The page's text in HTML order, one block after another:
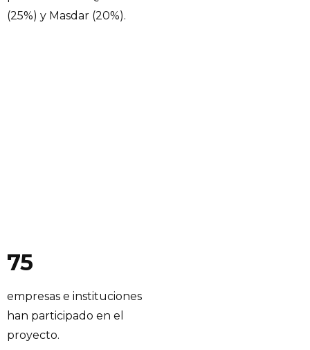
(25%) y Masdar (20%).
75
empresas e instituciones
han participado en el
proyecto.